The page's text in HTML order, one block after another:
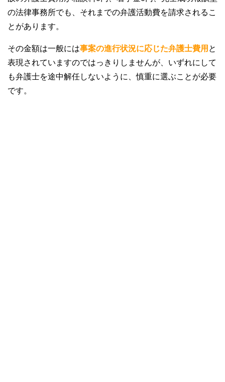
の法律事務所でも、それまでの弁護活動費を請求されるこ
とがあります。
その金額は一般には事案の進行状況に応じた弁護士費用 と
表現されていますのではっきりしませんが、いずれにして
も弁護士を途中解任しないように、慎重に選ぶことが必要
です。